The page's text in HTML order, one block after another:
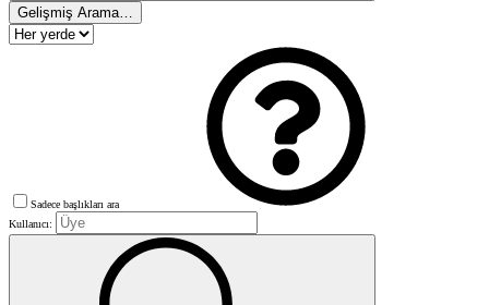
Gelişmiş Arama…
Sadece başlıkları ara
Kullanıcı: